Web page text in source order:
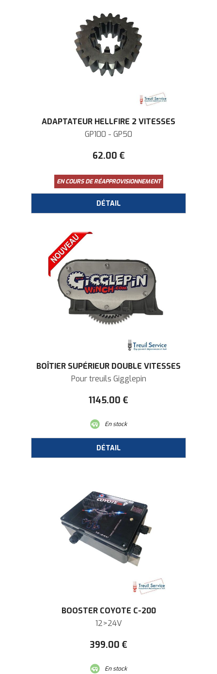
ADAPTATEUR HELLFIRE 2 VITESSES
GP100 - GP50
62.00 €
EN COURS DE RÉAPPROVISIONNEMENT
BOÎTIER SUPÉRIEUR DOUBLE VITESSES
Pour treuils Gigglepin
1145.00 €
En stock
BOOSTER COYOTE C-200
12>24V
399.00 €
En stock